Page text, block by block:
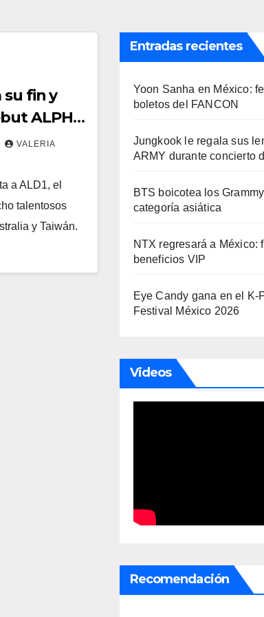
su fin y
ALPHA
VALERIA
a ALD1, el
talentosos
y Taiwán.
Entradas recientes
Yoon Sanha en México:
boletos del FANCON
Jungkook le regala sus
ARMY durante concierto
BTS boicotea los
categoría asiática
NTX regresará a México:
beneficios VIP
Eye Candy gana en el K-
Festival México 2026
Videos
Recomendación